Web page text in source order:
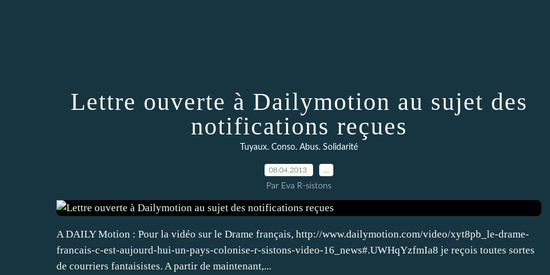
Lettre ouverte à Dailymotion au sujet des
notifications reçues
Tuyaux. Conso. Abus. Solidarité
08.04.2013
Par Eva R-sistons
A DAILY Motion : Pour la vidéo sur le Drame français, http://www.dailymotion.com/video/xyt8pb_le-drame-
francais-c-est-aujourd-hui-un-pays-colonise-r-sistons-video-16_news#.UWHqYzfmIa8 je reçois toutes sortes
de courriers fantaisistes. A partir de maintenant,...